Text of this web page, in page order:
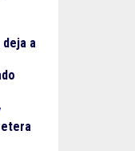
deja a